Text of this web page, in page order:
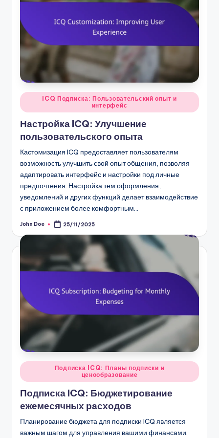
Posted
in
ICQ Подписка: Пользовательский опыт и
интерфейс
Настройка ICQ: Улучшение
пользовательского опыта
Кастомизация ICQ предоставляет пользователям
возможность улучшить свой опыт общения, позволяя
адаптировать интерфейс и настройки под личные
предпочтения. Настройка тем оформления,
уведомлений и других функций делает взаимодействие
с приложением более комфортным…
Posted
John Doe 25/11/2025
Posted
in
Подписка ICQ: Планы подписки и
ценообразование
Подписка ICQ: Бюджетирование
ежемесячных расходов
Планирование бюджета для подписки ICQ является
важным шагом для управления вашими финансами.